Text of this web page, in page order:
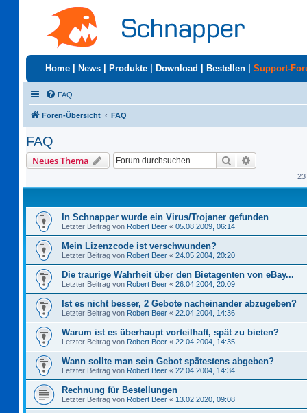
Home News Produkte Download Bestellen Support-
FAQ
Foren-Übersicht FAQ
FAQ
Neues Thema Suche
23
In Schnapper wurde ein Virus/Trojaner gefunden
Letzter Beitrag von Robert Beer « 05.08.2009, 06:14
Mein Lizenzcode ist verschwunden?
Letzter Beitrag von Robert Beer « 24.05.2004, 20:20
Die traurige Wahrheit über den Bietagenten von eBay...
Letzter Beitrag von Robert Beer « 26.04.2004, 20:09
Ist es nicht besser, 2 Gebote nacheinander abzugeben?
Letzter Beitrag von Robert Beer « 22.04.2004, 14:36
Warum ist es überhaupt vorteilhaft, spät zu bieten?
Letzter Beitrag von Robert Beer « 22.04.2004, 14:35
Wann sollte man sein Gebot spätestens abgeben?
Letzter Beitrag von Robert Beer « 22.04.2004, 14:34
Rechnung für Bestellungen
Letzter Beitrag von Robert Beer « 13.02.2020, 09:08